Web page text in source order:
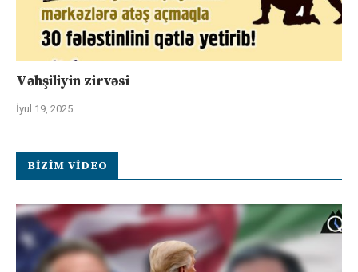
Vəhşiliyin zirvəsi
İyul 19, 2025
BIZIM VIDEO